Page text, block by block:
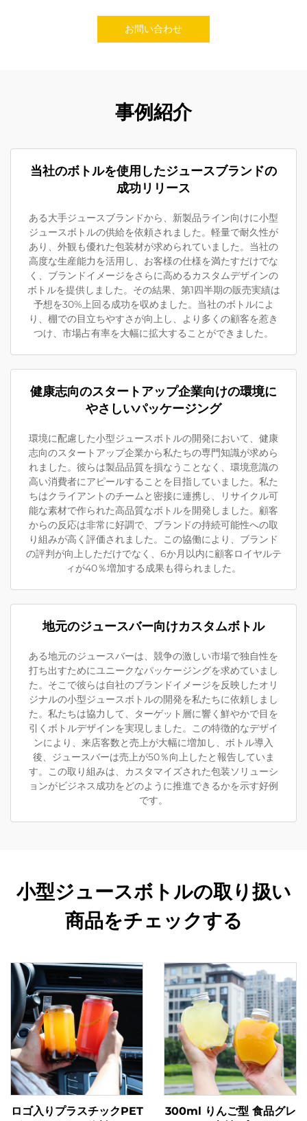
お問い合わせ
事例紹介
当社のボトルを使用したジュースブランドの
成功リリース
ある大手ジュースブランドから、新製品ライン向けに小型
ジュースボトルの供給を依頼されました。軽量で耐久性が
あり、外観も優れた包装材が求められていました。当社の
高度な生産能力を活用し、お客様の仕様を満たすだけでな
く、ブランドイメージをさらに高めるカスタムデザインの
ボトルを提供しました。その結果、第1四半期の販売実績は
予想を30%上回る成功を収めました。当社のボトルによ
り、棚での目立ちやすさが向上し、より多くの顧客を惹き
つけ、市場占有率を大幅に拡大することができました。
健康志向のスタートアップ企業向けの環境に
やさしいパッケージング
環境に配慮した小型ジュースボトルの開発において、健康
志向のスタートアップ企業から私たちの専門知識が求めら
れました。彼らは製品品質を損なうことなく、環境意識の
高い消費者にアピールすることを目指していました。私た
ちはクライアントのチームと密接に連携し、リサイクル可
能な素材で作られた高品質なボトルを開発しました。顧客
からの反応は非常に好調で、ブランドの持続可能性への取
り組みが高く評価されました。この協働により、ブランド
の評判が向上しただけでなく、6か月以内に顧客ロイヤルテ
ィが40％増加する成果も得られました。
地元のジュースバー向けカスタムボトル
ある地元のジュースバーは、競争の激しい市場で独自性を
打ち出すためにユニークなパッケージングを求めていまし
た。そこで彼らは自社のブランドイメージを反映したオリ
ジナルの小型ジュースボトルの開発を私たちに依頼しまし
た。私たちは協力して、ターゲット層に響く鮮やかで目を
引くボトルデザインを実現しました。この特徴的なデザイ
ンにより、来店客数と売上が大幅に増加し、ボトル導入
後、ジュースバーは売上が50％向上したと報告していま
す。この取り組みは、カスタマイズされた包装ソリューシ
ョンがビジネス成功をどのように推進できるかを示す好例
です。
小型ジュースボトルの取り扱い
商品をチェックする
ロゴ入りプラスチックPET
300ml りんご型 食品グレ